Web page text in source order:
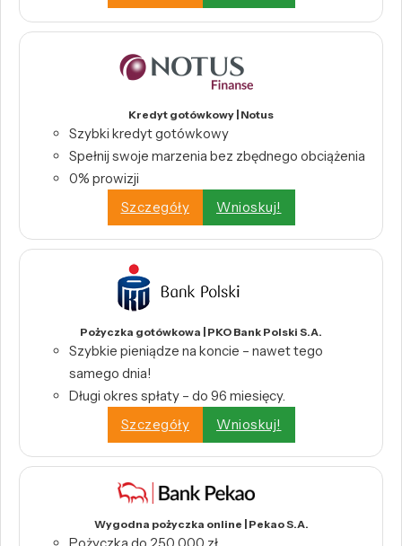
Kredyt gotówkowy | Notus
Szybki kredyt gotówkowy
Spełnij swoje marzenia bez zbędnego obciążenia
0% prowizji
Szczegóły
Wnioskuj!
Pożyczka gotówkowa | PKO Bank Polski S.A.
Szybkie pieniądze na koncie – nawet tego
samego dnia!
Długi okres spłaty – do 96 miesięcy.
Szczegóły
Wnioskuj!
Wygodna pożyczka online | Pekao S.A.